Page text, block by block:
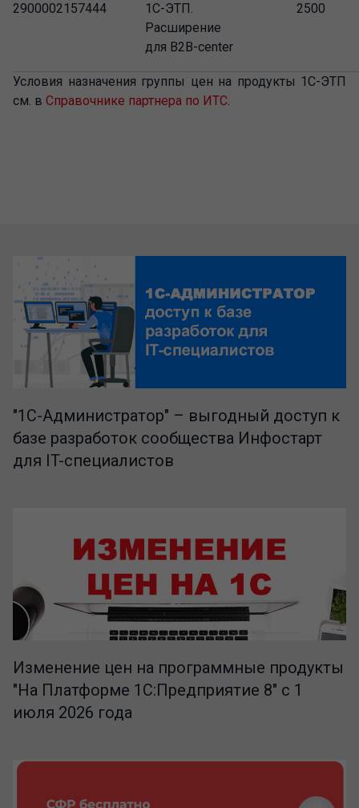
2900002157444
1С-ЭТП.
Расширение
для B2B-center
2500
Условия назначения группы цен на продукты 1С-ЭТП
см. в Справочнике партнера по ИТС.
"1C-Администратор" – выгодный доступ к
базе разработок сообщества Инфостарт
для IT-специалистов
Изменение цен на программные продукты
"На Платформе 1С:Предприятие 8" с 1
июля 2026 года